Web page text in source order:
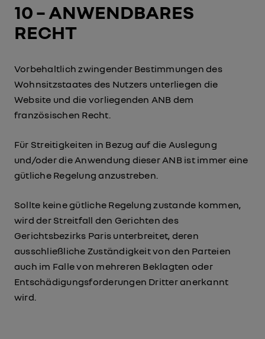
10 – ANWENDBARES
RECHT
Vorbehaltlich zwingender Bestimmungen des
Wohnsitzstaates des Nutzers unterliegen die
Website und die vorliegenden ANB dem
französischen Recht.
Für Streitigkeiten in Bezug auf die Auslegung
und/oder die Anwendung dieser ANB ist immer eine
gütliche Regelung anzustreben.
Sollte keine gütliche Regelung zustande kommen,
wird der Streitfall den Gerichten des
Gerichtsbezirks Paris unterbreitet, deren
ausschließliche Zuständigkeit von den Parteien
auch im Falle von mehreren Beklagten oder
Entschädigungsforderungen Dritter anerkannt
wird.